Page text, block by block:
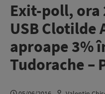
Exit-poll, ora
USB Clotilde
aproape 3%
Tudorache –